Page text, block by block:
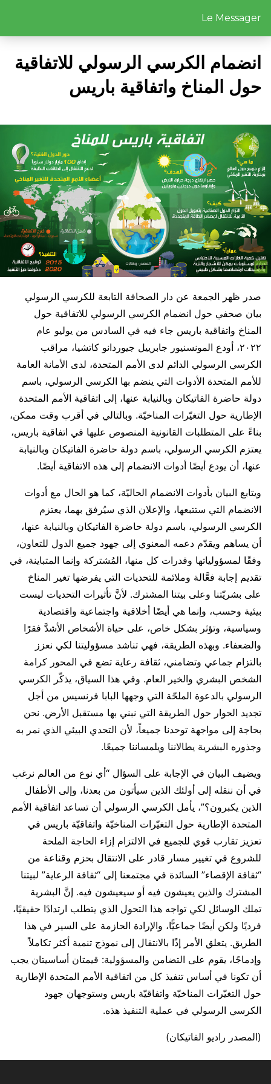
Le Messager
انضمام الكرسي الرسولي للاتفاقية
حول المناخ واتفاقية باريس
صدر ظهر الجمعة عن دار الصحافة التابعة للكرسي الرسولي
بيان صحفي حول انضمام الكرسي الرسولي للاتفاقية حول
المناخ واتفاقية باريس جاء فيه في السادس من يوليو عام
٢٠٢٢، أودع المونسنيور جابرييل جيوردانو كاتشيا، مراقب
الكرسي الرسولي الدائم لدى الأمم المتحدة، لدى الأمانة العامة
للأمم المتحدة الأدوات التي ينضم بها الكرسي الرسولي، باسم
دولة حاضرة الفاتيكان وبالنيابة عنها، إلى اتفاقية الأمم المتحدة
الإطارية حول التغيّرات المناخيّة. وبالتالي في أقرب وقت ممكن،
بناءً على المتطلبات القانونية المنصوص عليها في اتفاقية باريس،
يعتزم الكرسي الرسولي، باسم دولة حاضرة الفاتيكان وبالنيابة
عنها، أن يودع أيضًا أدوات الانضمام إلى هذه الاتفاقية أيضًا.
ويتابع البيان بأدوات الانضمام الحاليّة، كما هو الحال مع أدوات
الانضمام التي ستتبعها، والإعلان الذي سيُرفق بهما، يعتزم
الكرسي الرسولي، باسم دولة حاضرة الفاتيكان وبالنيابة عنها،
أن يساهم ويقدّم دعمه المعنوي إلى جهود جميع الدول للتعاون،
وفقًا لمسؤولياتها وقدرات كل منها، المُشتركة وإنما المتباينة، في
تقديم إجابة فعَّالة وملائمة للتحديات التي يفرضها تغير المناخ
على بشريّتنا وعلى بيتنا المشترك. لأنَّ تأثيرات التحديات ليست
بيئية وحسب، وإنما هي أيضًا أخلاقية واجتماعية واقتصادية
وسياسية، وتؤثر بشكل خاص، على حياة الأشخاص الأشدَّ فقرًا
والضعفاء. وبهذه الطريقة، فهي تناشد مسؤوليتنا لكي نعزز
بالتزام جماعي وتضامني، ثقافة رعاية تضع في المحور كرامة
الشخص البشري والخير العام. وفي هذا السياق، يذكّر الكرسي
الرسولي بالدعوة الملحّة التي وجهها البابا فرنسيس من أجل
تجديد الحوار حول الطريقة التي نبني بها مستقبل الأرض. نحن
بحاجة إلى مواجهة توحدنا جميعاً، لأن التحدي البيئي الذي نمر به
وجذوره البشرية يطالاننا ويلمساننا جميعًا.
ويضيف البيان في الإجابة على السؤال “أي نوع من العالم نرغب
في أن ننقله إلى أولئك الذين سيأتون من بعدنا، وإلى الأطفال
الذين يكبرون؟”، يأمل الكرسي الرسولي أن تساعد اتفاقية الأمم
المتحدة الإطارية حول التغيّرات المناخيّة واتفاقيّة باريس في
تعزيز تقارب قوي للجميع في الالتزام إزاء الحاجة الملحة
للشروع في تغيير مسار قادر على الانتقال بحزم وقناعة من
“ثقافة الإقصاء” السائدة في مجتمعنا إلى “ثقافة الرعاية” لبيتنا
المشترك والذين يعيشون فيه أو سيعيشون فيه. إنَّ البشرية
تملك الوسائل لكي تواجه هذا التحول الذي يتطلب ارتدادًا حقيقيًا،
فرديًا ولكن أيضًا جماعيًّا، والإرادة الحازمة على السير في هذا
الطريق. يتعلق الأمر إذًا بالانتقال إلى نموذج تنمية أكثر تكاملاً
وإدماجًا، يقوم على التضامن والمسؤولية: قيمتان أساسيتان يجب
أن تكونا في أساس تنفيذ كل من اتفاقية الأمم المتحدة الإطارية
حول التغيّرات المناخيّة واتفاقيّة باريس وستوجهان جهود
الكرسي الرسولي في عملية التنفيذ هذه.
(المصدر راديو الفاتيكان)